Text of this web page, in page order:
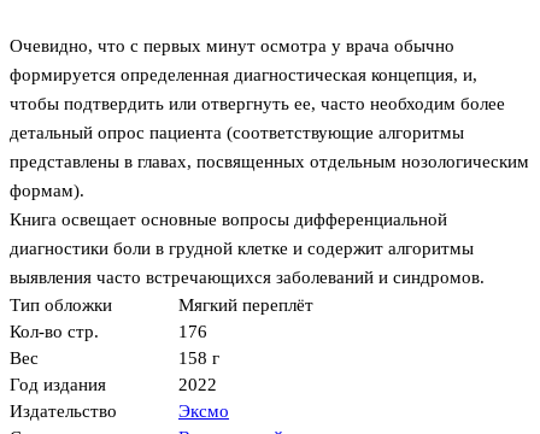
Очевидно, что с первых минут осмотра у врача обычно
формируется определенная диагностическая концепция, и,
чтобы подтвердить или отвергнуть ее, часто необходим более
детальный опрос пациента (соответствующие алгоритмы
представлены в главах, посвященных отдельным нозологическим
формам).
Книга освещает основные вопросы дифференциальной
диагностики боли в грудной клетке и содержит алгоритмы
выявления часто встречающихся заболеваний и синдромов.
Тип обложки
Мягкий переплёт
Кол-во стр.
176
Вес
158 г
Год издания
2022
Издательство
Эксмо